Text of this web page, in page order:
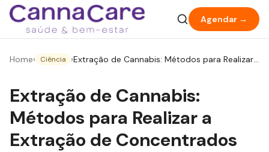
Agendar →
Home› Ciência ›Extração de Cannabis: Métodos para Realizar
Extração de Cannabis:
Métodos para Realizar a
Extração de Concentrados